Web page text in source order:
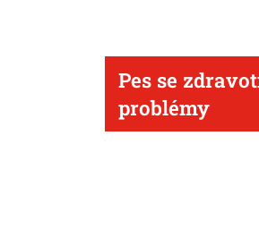
Pes se
problémy